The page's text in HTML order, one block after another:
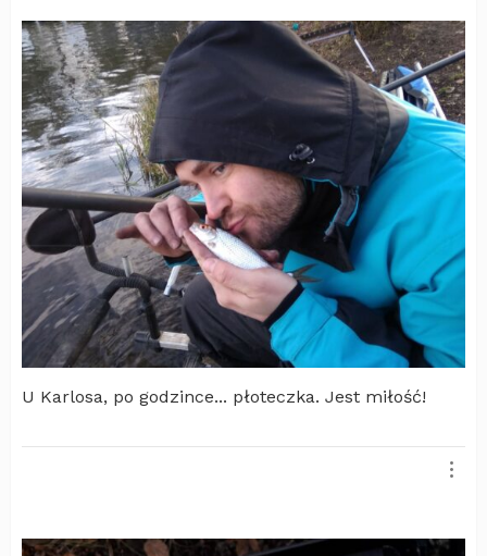
U Karlosa, po godzince... płoteczka. Jest miłość!